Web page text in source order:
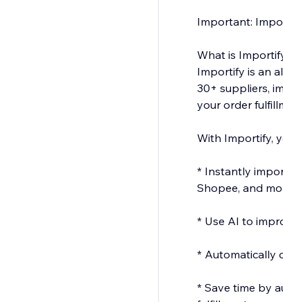
Important:
What is
Importify is an
30+ suppliers,
your order
With Importify,
* Instantly
Shopee, and
* Use AI to
* Automatically
* Save time by